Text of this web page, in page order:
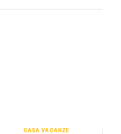
CASA VACANZE